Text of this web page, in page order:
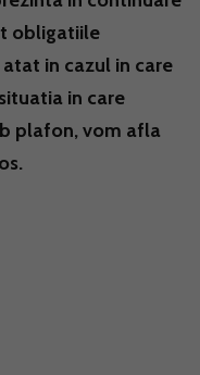
obligatiile
in cazul in care
in care
plafon, vom afla